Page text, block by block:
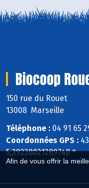
Afin de vous offrir la
Biocoop
150 rue du Rouet
13008 Marseille
Téléphone : 04 91 65
Coordonnées GPS :
5,39238021289748 °